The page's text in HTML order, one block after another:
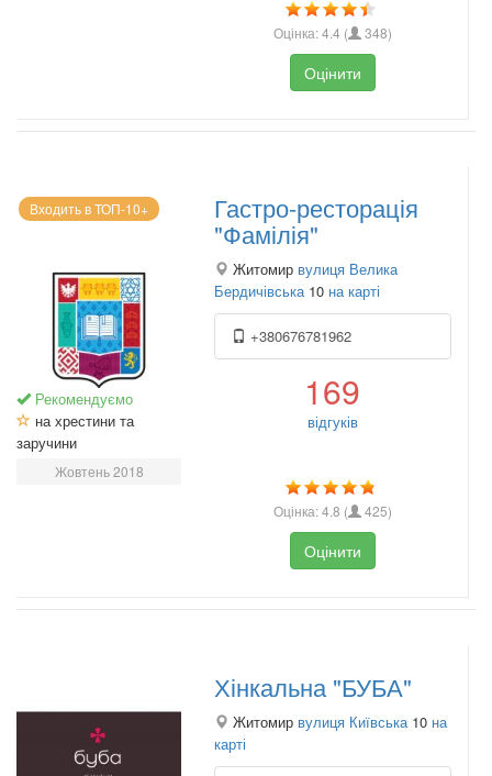
Оцінка:4.4 ( 348)
Оцінити
Входить в ТОП-10+
Рекомендуємо
на хрестини та
заручини
Жовтень 2018
Гастро-ресторація
"Фамілія"
Житомир вулиця Велика
Бердичівська10 на карті
+380676781962
169
відгуків
Оцінка:4.8 ( 425)
Оцінити
Хінкальна "БУБА"
Житомир вулиця Київська 10 на
карті